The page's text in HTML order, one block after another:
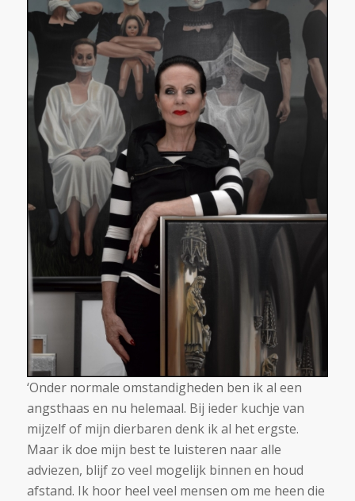
‘Onder normale omstandigheden ben ik al een
angsthaas en nu helemaal. Bij ieder kuchje van
mijzelf of mijn dierbaren denk ik al het ergste.
Maar ik doe mijn best te luisteren naar alle
adviezen, blijf zo veel mogelijk binnen en houd
afstand. Ik hoor heel veel mensen om me heen die